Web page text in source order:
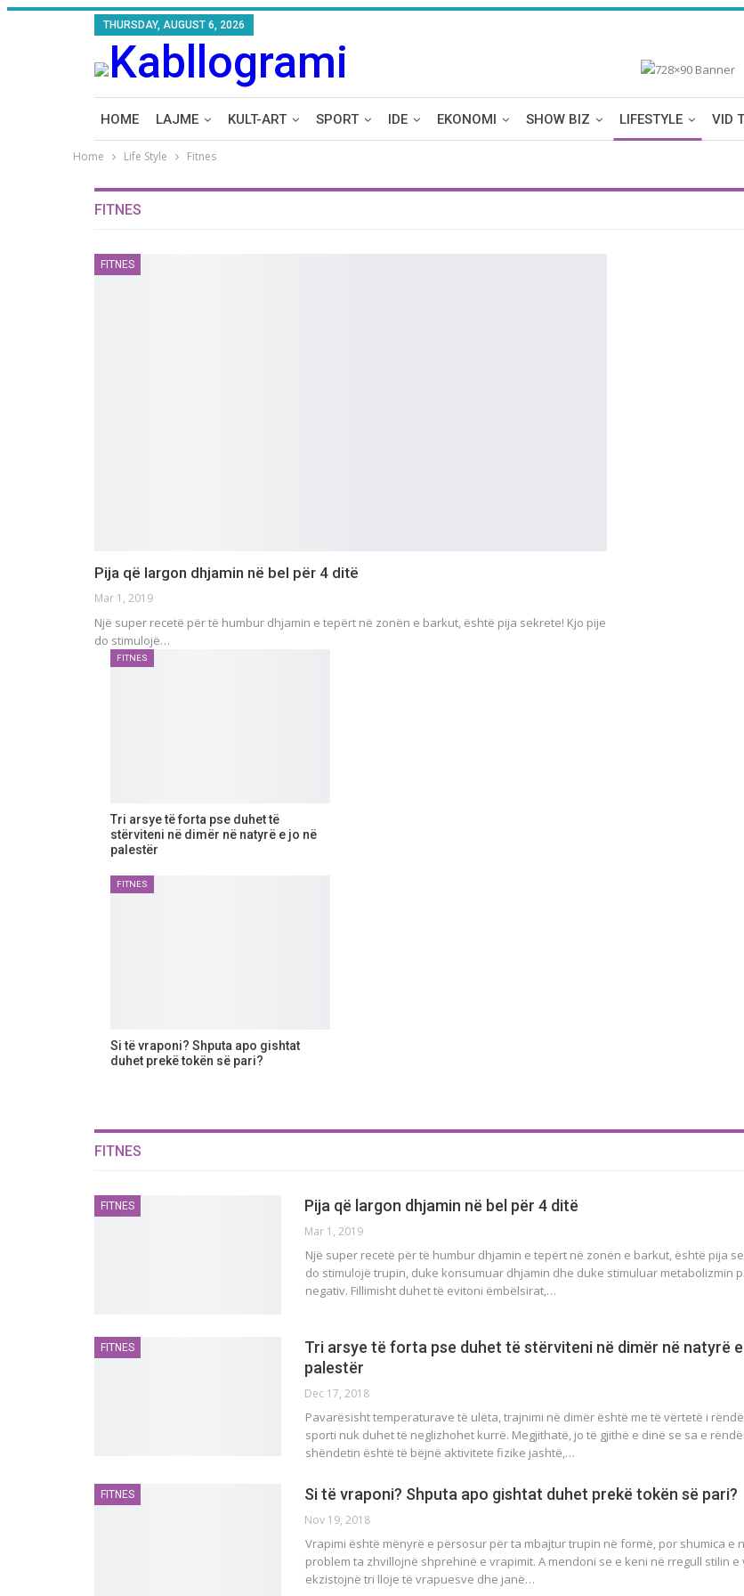
THURSDAY, AUGUST 6, 2026
HOME LAJME KULT-ART SPORT IDE EKONOMI SHOW BIZ LIFESTYLE VID
Home Life Style Fitnes
FITNES
FITNES
Pija që largon dhjamin në bel për 4 ditë
Mar 1, 2019
Një super recetë për të humbur dhjamin e tepërt në zonën e barkut, është pija sekrete! Kjo pije
do stimulojë…
FITNES
Tri arsye të forta pse duhet të
stërviteni në dimër në natyrё e jo në
palestër
FITNES
Si të vraponi? Shputa apo gishtat
duhet prekё tokёn sё pari?
FITNES
FITNES Pija që largon dhjamin në bel për 4 ditë
Mar 1, 2019
Një super recetë për të humbur dhjamin e tepërt në zonën e barkut, është pija
do stimulojë trupin, duke konsumuar dhjamin dhe duke stimuluar metabolizmin
negativ. Fillimisht duhet të evitoni ëmbëlsirat,…
FITNES
Tri arsye të forta pse duhet të stërviteni në dimër në natyrё
palestër
Dec 17, 2018
Pavarësisht temperaturave të ulëta, trajnimi në dimër është me të vërtetë i
sporti nuk duhet të neglizhohet kurrë. Megjithatë, jo të gjithë e dinë se sa e
shёndetin ёshtё të bëjnё aktivitete fizike jashtë,…
FITNES Si të vraponi? Shputa apo gishtat duhet prekё tokёn sё pari?
Nov 19, 2018
Vrapimi është mënyrë e përsosur për ta mbajtur trupin në formë, por shumica e
problem ta zhvillojnë shprehinë e vrapimit. A mendoni se e keni në rregull stilin e
ekzistojnë tri lloje të vrapuesve dhe janë…